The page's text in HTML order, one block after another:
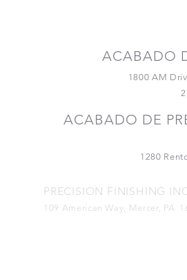
ACABADO
1800 AM
ACABADO DE
1280
PRECISION FINISHING
109 American Way, Mercer, PA